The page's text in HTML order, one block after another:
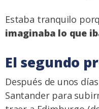
Estaba tranquilo
imaginaba lo que
El segundo
Después de unos
Santander para